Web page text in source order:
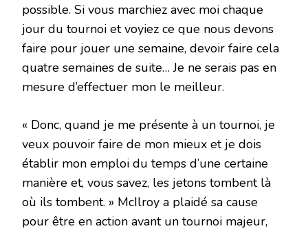
possible. Si vous marchiez avec moi chaque
jour du tournoi et voyiez ce que nous devons
faire pour jouer une semaine, devoir faire cela
quatre semaines de suite… Je ne serais pas en
mesure d’effectuer mon le meilleur.
« Donc, quand je me présente à un tournoi, je
veux pouvoir faire de mon mieux et je dois
établir mon emploi du temps d’une certaine
manière et, vous savez, les jetons tombent là
où ils tombent. » McIlroy a plaidé sa cause
pour être en action avant un tournoi majeur,